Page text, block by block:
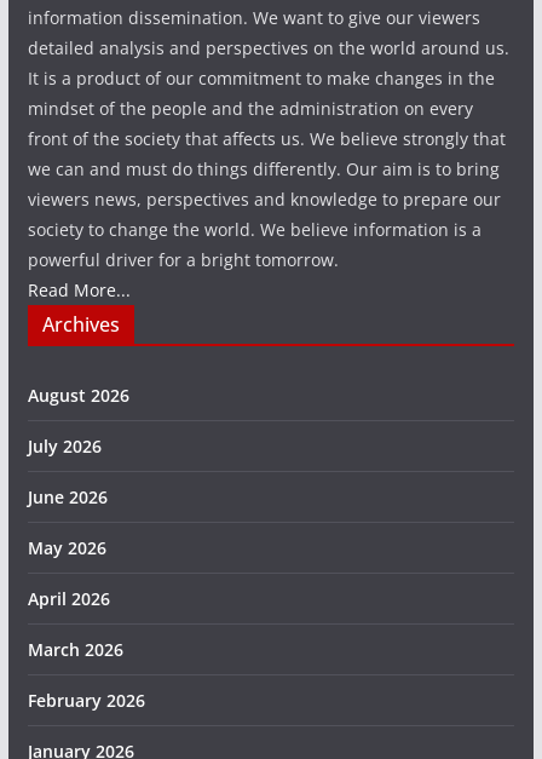
information dissemination. We want to give our viewers
detailed analysis and perspectives on the world around us.
It is a product of our commitment to make changes in the
mindset of the people and the administration on every
front of the society that affects us. We believe strongly that
we can and must do things differently. Our aim is to bring
viewers news, perspectives and knowledge to prepare our
society to change the world. We believe information is a
powerful driver for a bright tomorrow.
Read More...
Archives
August 2026
July 2026
June 2026
May 2026
April 2026
March 2026
February 2026
January 2026